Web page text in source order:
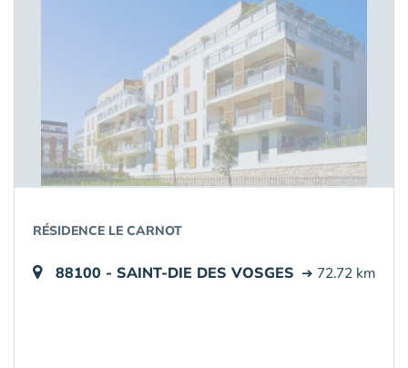
RÉSIDENCE LE CARNOT
88100 - SAINT-DIE DES VOSGES ➔ 72.72 km